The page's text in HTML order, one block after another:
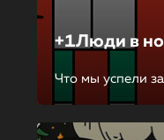
+1Люди в
Что мы успели